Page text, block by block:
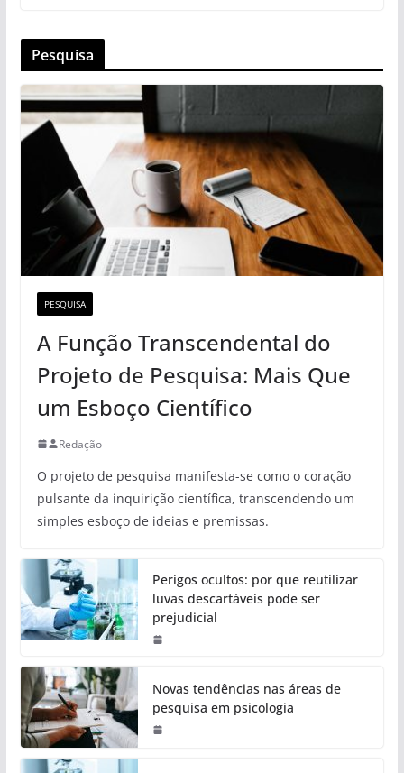
Pesquisa
PESQUISA
A Função Transcendental do
Projeto de Pesquisa: Mais Que
um Esboço Científico
Redação
O projeto de pesquisa manifesta-se como o coração
pulsante da inquirição científica, transcendendo um
simples esboço de ideias e premissas.
Perigos ocultos: por que reutilizar
luvas descartáveis pode ser
prejudicial
Novas tendências nas áreas de
pesquisa em psicologia